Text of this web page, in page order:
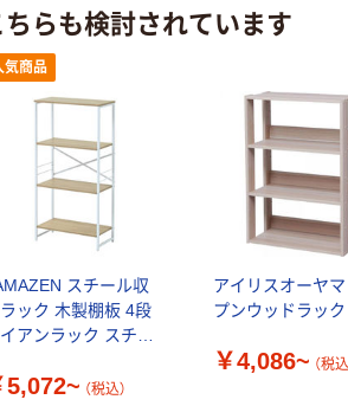
らも検討されています
気商品
スチール収
ック 木製棚板 4段
アンラック スチー
5,072~ （税込）
アイリスオーヤ
プンウッドラッ
￥4,086~ （税込